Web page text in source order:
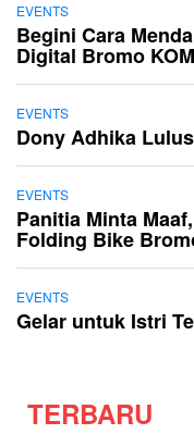
EVENTS
Begini Cara
Digital Bromo KOM
EVENTS
Dony Adhika
EVENTS
Panitia Minta
Folding Bike
EVENTS
Gelar untuk Istri
TERBARU